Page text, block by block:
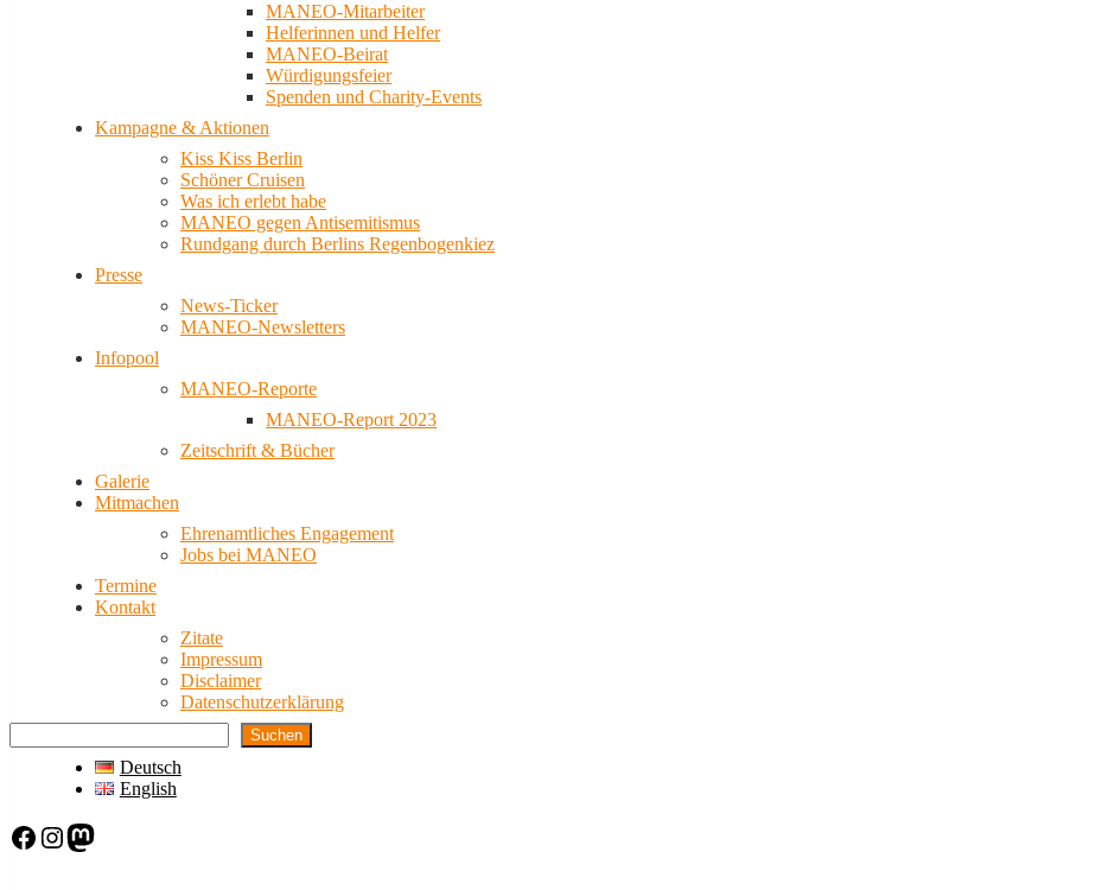
MANEO-Mitarbeiter
Helferinnen und Helfer
MANEO-Beirat
Würdigungsfeier
Spenden und Charity-Events
Kampagne & Aktionen
Kiss Kiss Berlin
Schöner Cruisen
Was ich erlebt habe
MANEO gegen Antisemitismus
Rundgang durch Berlins Regenbogenkiez
Presse
News-Ticker
MANEO-Newsletters
Infopool
MANEO-Reporte
MANEO-Report 2023
Zeitschrift & Bücher
Galerie
Mitmachen
Ehrenamtliches Engagement
Jobs bei MANEO
Termine
Kontakt
Zitate
Impressum
Disclaimer
Datenschutzerklärung
Suchen
Deutsch
English
Facebook Instagram Mastodon